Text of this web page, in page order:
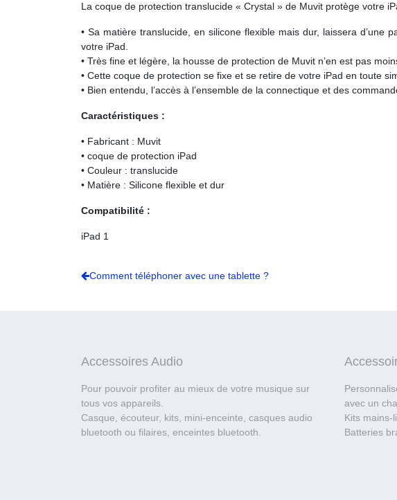
La coque de protection translucide « Crystal » de Muvit protège votre
• Sa matière translucide, en silicone flexible mais dur, laissera d’une
votre iPad.
• Très fine et légère, la housse de protection de Muvit n’en est pas
• Cette coque de protection se fixe et se retire de votre iPad en toute
• Bien entendu, l’accès à l’ensemble de la connectique et des
Caractéristiques :
• Fabricant : Muvit
• coque de protection iPad
• Couleur : translucide
• Matière : Silicone flexible et dur
Compatibilité :
iPad 1
Comment téléphoner avec une tablette ?
Accessoires Audio
Pour pouvoir profiter au mieux de votre musique sur
tous vos appareils.
Casque, écouteur, kits, mini-enceinte, casques audio
bluetooth ou filaires, enceintes bluetooth.
avec un
Kits mains-
Batteries